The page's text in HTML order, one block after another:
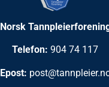
Norsk
Telefon: 904 74 117
Epost: